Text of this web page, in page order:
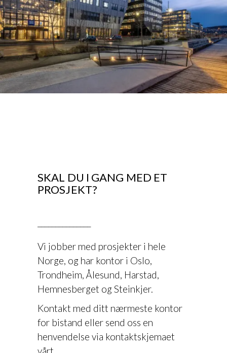
SKAL DU I GANG MED ET
PROSJEKT?
Vi jobber med prosjekter i hele
Norge, og har kontor i Oslo,
Trondheim, Ålesund, Harstad,
Hemnesberget og Steinkjer.
Kontakt med ditt nærmeste kontor
for bistand eller send oss en
henvendelse via kontaktskjemaet